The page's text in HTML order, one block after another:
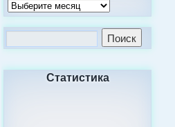
Статистика